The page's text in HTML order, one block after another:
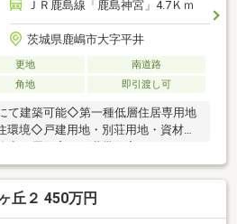
ＪＲ鹿島線「鹿島神宮」4.7Ｋｍ
茨城県鹿嶋市大字平井
更地
南道路
角地 即引渡し可
て建築可能◇第一種低層住居専用地
環境◇戸建用地・別荘用地・資材置
土地です◇広大な敷地を活かしたア
前は資材置き場として利用・現況有
は未確定となっております・前面
り・建築計画に伴い必要となる造成
丘２ 450万円